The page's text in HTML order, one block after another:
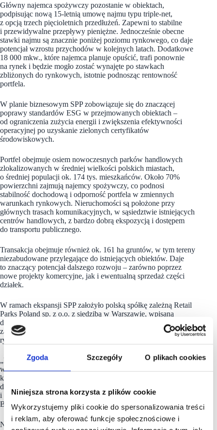
Zgoda Szczegóły O plikach cookies
Niniejsza strona korzysta z plików cookie
Wykorzystujemy pliki cookie do spersonalizowania treści
i reklam, aby oferować funkcje społecznościowe i
Główny najemca spożywczy pozostanie w obiektach,
podpisując nową 15-letnią umowę najmu typu triple-net,
z opcją trzech pięcioletnich przedłużeń. Zapewni to stabilne
i przewidywalne przepływy pieniężne. Jednocześnie obecne
stawki najmu są znacznie poniżej poziomu rynkowego, co daje
potencjał wzrostu przychodów w kolejnych latach. Dodatkowe
18 000 mkw., które najemca planuje opuścić, trafi ponownie
na rynek i będzie mogło zostać wynajęte po stawkach
zbliżonych do rynkowych, istotnie podnosząc rentowność
portfela.
W planie biznesowym SPP zobowiązuje się do znaczącej
poprawy standardów ESG w przejmowanych obiektach –
od ograniczenia zużycia energii i zwiększenia efektywności
operacyjnej po uzyskanie zielonych certyfikatów
środowiskowych.
Portfel obejmuje osiem nowoczesnych parków handlowych
zlokalizowanych w średniej wielkości polskich miastach,
o średniej populacji ok. 174 tys. mieszkańców. Około 70%
powierzchni zajmują najemcy spożywczy, co podnosi
stabilność dochodową i odporność portfela w zmiennych
warunkach rynkowych. Nieruchomości są położone przy
głównych trasach komunikacyjnych, w sąsiedztwie istniejących
centrów handlowych, z bardzo dobrą ekspozycją i dostępem
do transportu publicznego.
Transakcja obejmuje również ok. 161 ha gruntów, w tym tereny
niezabudowane przylegające do istniejących obiektów. Daje
to znaczący potencjał dalszego rozwoju – zarówno poprzez
nowe projekty komercyjne, jak i ewentualną sprzedaż części
działek.
W ramach ekspansji SPP założyło polską spółkę zależną Retail
Parks Poland sp. z o.o. z siedzibą w Warszawie, wpisaną
do KRS 4 listopada 2025 r., która będzie odpowiadać
za operacyjne wdrażanie strategii na jednym z najważniejszych
rynków regionu CEE.
„Polska to największy i najbardziej dynamiczny rynek
w Europie Środkowo-Wschodniej. Rośnie siła nabywcza
konsumentów, a sektor nieruchomości komercyjnych oferuje
doskonałe warunki do zrównoważonych inwestycji
i długoterminowego tworzenia wartości” – podkreśla Kristóf
Bárány, prezesSPP.
Nowa spółka
funkcjonować będzie pod nazwą Retail Parks